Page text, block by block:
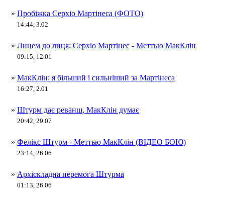
» Пробіжка Серхіо Мартінеса (ФОТО)
14:44, 3.02
» Лицем до лиця: Серхіо Мартінес - Меттью МакКлін
09:15, 12.01
» МакКлін: я більший і сильніший за Мартінеса
16:27, 2.01
» Штурм дає реванш, МакКлін думає
20:42, 29.07
» Фелікс Штурм - Меттью МакКлін (ВІДЕО БОЮ)
23:14, 26.06
» Архіскладна перемога Штурма
01:13, 26.06